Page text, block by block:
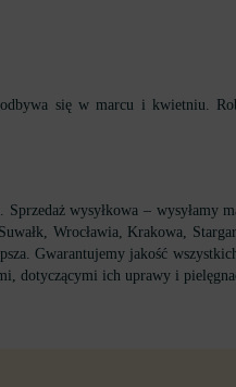
się w marcu i kwietniu.
wysyłkowa – wysyłamy
Wrocławia, Krakowa,
Gwarantujemy jakość
dotyczącymi ich uprawy i